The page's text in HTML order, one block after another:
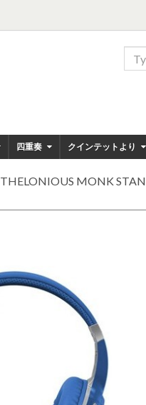
四重奏 クインテットより
THELONIOUS MONK